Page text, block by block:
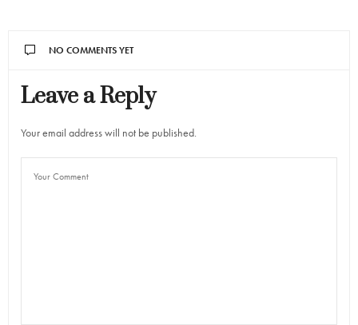
NO COMMENTS YET
Leave a Reply
Your email address will not be published.